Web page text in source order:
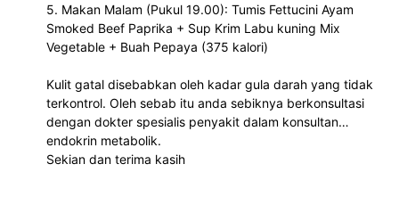
5. Makan Malam (Pukul 19.00): Tumis Fettucini Ayam
Smoked Beef Paprika + Sup Krim Labu kuning Mix
Vegetable + Buah Pepaya (375 kalori)
Kulit gatal disebabkan oleh kadar gula darah yang tidak
terkontrol. Oleh sebab itu anda sebiknya berkonsultasi
dengan dokter spesialis penyakit dalam konsultan
endokrin metabolik.
Sekian dan terima kasih